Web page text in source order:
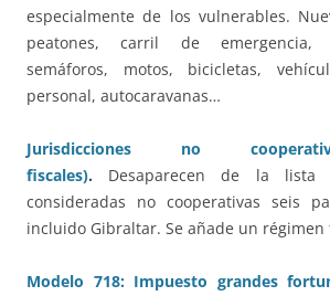
especialmente de los vulnerables.
peatones, carril de emergencia,
semáforos, motos, bicicletas,
personal, autocaravanas…
Jurisdicciones no
fiscales). Desaparecen de la lista
consideradas no cooperativas seis
incluido Gibraltar. Se añade un régimen
Modelo 718: Impuesto grandes